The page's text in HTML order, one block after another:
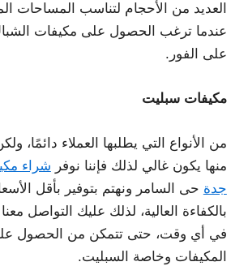
العديد من الأحجام لتناسب المساحات
عندما ترغب الحصول على مكيفات
على الفور.
مكيفات سبليت
من الأنواع التي يطلبها العملاء دائمًا،
منها يكون غالي لذلك فإننا نوفر شراء
جدة حى السامر ونهتم بتوفير بأقل
بالكفاءة العالية، لذلك عليك التواصل
في أي وقت، حتى تتمكن من الحصول
المكيفات وخاصة السبليت.